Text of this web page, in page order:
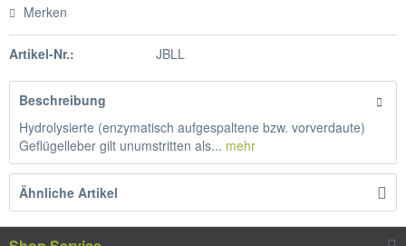
Merken
Artikel-Nr.: JBLL
Beschreibung
Hydrolysierte (enzymatisch aufgespaltene bzw. vorverdaute)
Geflügelleber gilt unumstritten als... mehr
Ähnliche Artikel